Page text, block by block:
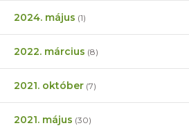
2024. május (1)
2022. március (8)
2021. október (7)
2021. május (30)